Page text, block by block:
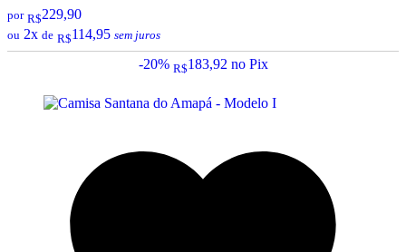
por R$229,90
ou 2x de R$114,95 sem juros
-20% R$183,92 no Pix